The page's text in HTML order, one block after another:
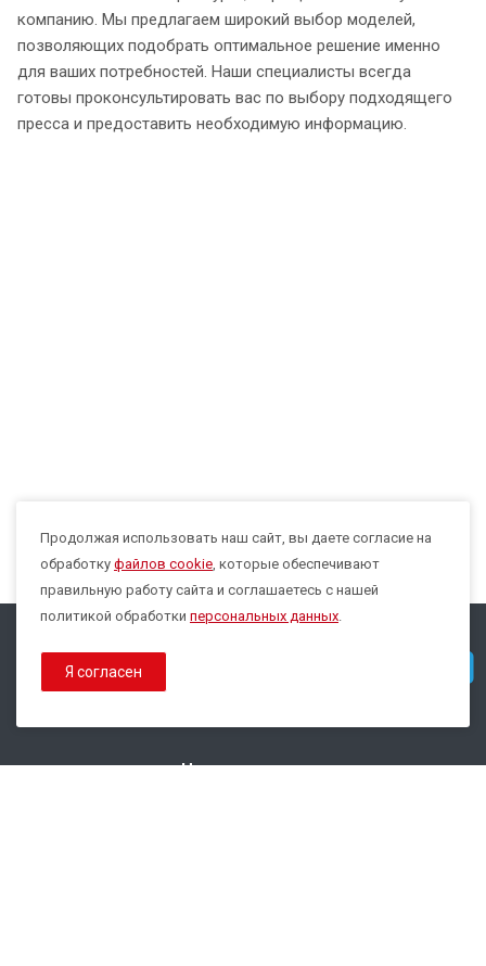
компанию. Мы предлагаем широкий выбор моделей,
позволяющих подобрать оптимальное решение именно
для ваших потребностей. Наши специалисты всегда
готовы проконсультировать вас по выбору подходящего
пресса и предоставить необходимую информацию.
Max
Продолжая использовать наш сайт, вы даете согласие на
обработку файлов cookie, которые обеспечивают
правильную работу сайта и соглашаетесь с нашей
политикой обработки персональных данных.
Я согласен
© 2026 Все права защищены.
Наши контакты